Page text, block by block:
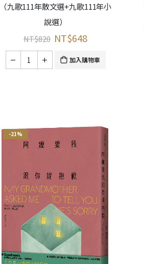
（九歌111年散文選+九歌111年小
說選）
NT$820 NT$648
加入購物車
-21%